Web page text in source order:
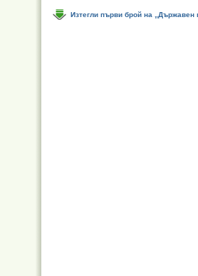
Изтегли първи брой на „Държавен